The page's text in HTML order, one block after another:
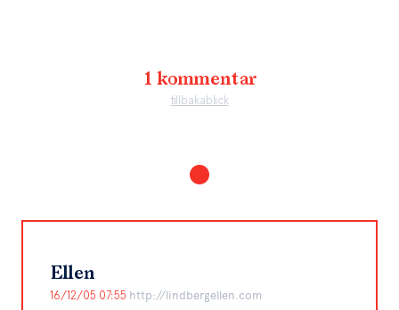
1 kommentar
tillbakablick
Ellen
16/12/05 07:55 http://lindbergellen.com